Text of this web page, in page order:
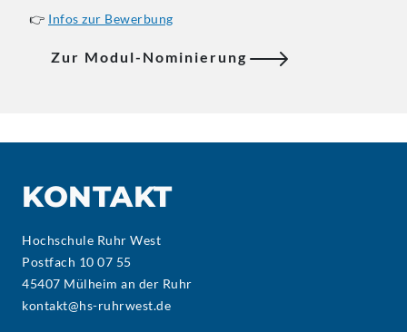
👉 Infos zur Bewerbung
Zur Modul-Nominierung
KONTAKT
Hochschule Ruhr West
Postfach 10 07 55
45407 Mülheim an der Ruhr
kontakt@hs-ruhrwest.de